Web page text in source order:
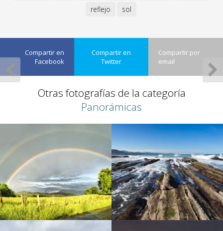
reflejo
sol
Compartir en
Facebook
Compartir en
Twitter
Compartir por
email
Otras fotografías de la categoría
Panorámicas